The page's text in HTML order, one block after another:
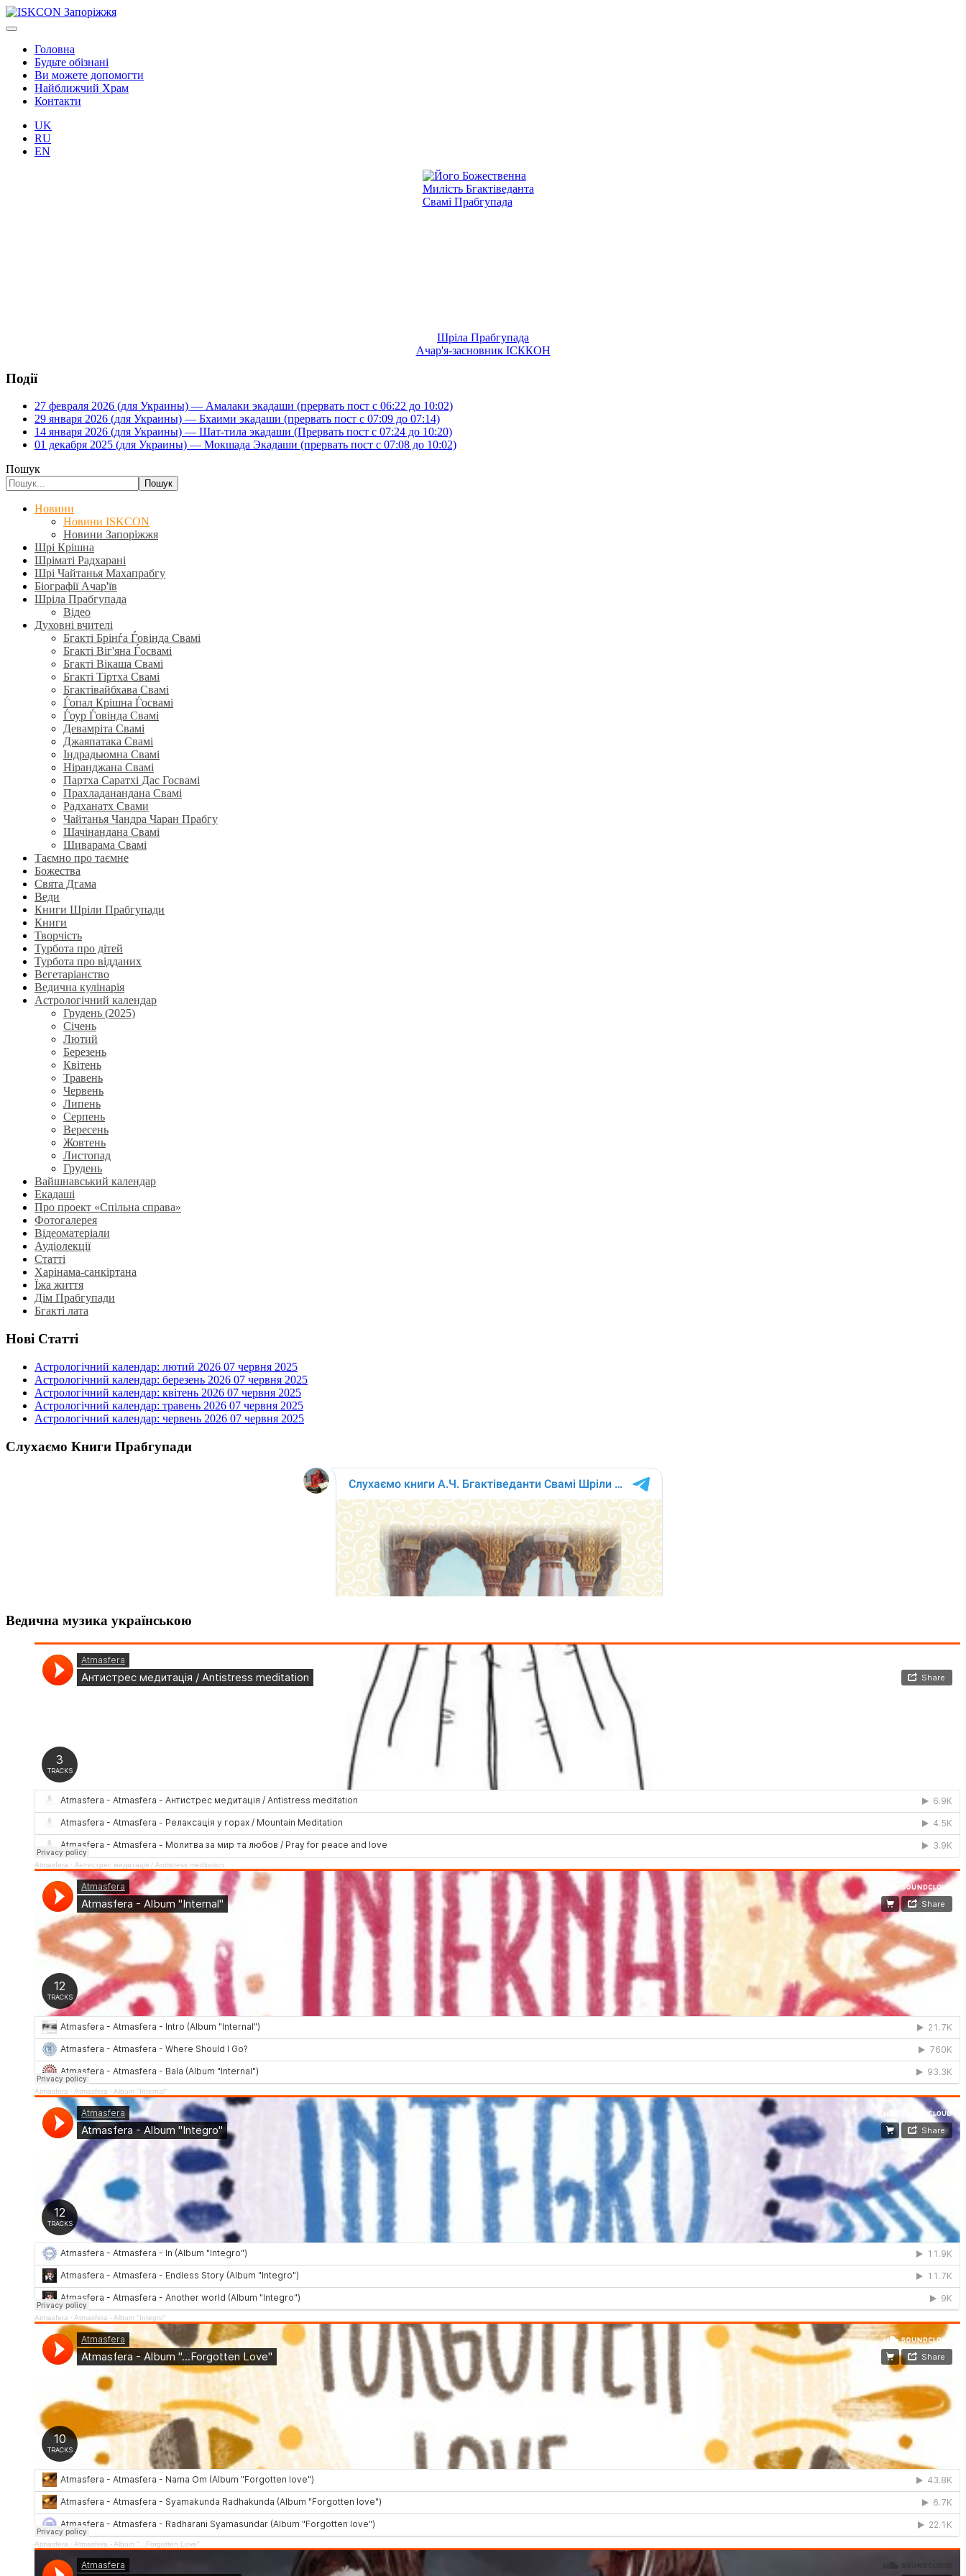
Головна
Будьте обізнані
Ви можете допомогти
Найближчий Храм
Контакти
UK
RU
EN
Шріла Прабгупада
Ачар'я-засновник ІСККОН
Події
27 февраля 2026 (для Украины) — Амалаки экадаши (прервать пост с 06:22 до 10:02)
29 января 2026 (для Украины) — Бхаими экадаши (прервать пост с 07:09 до 07:14)
14 января 2026 (для Украины) — Шат-тила экадаши (Прервать пост с 07:24 до 10:20)
01 декабря 2025 (для Украины) — Мокшада Экадаши (прервать пост с 07:08 до 10:02)
Пошук
Пошук
Новини
Новини ISKCON
Новини Запоріжжя
Шрі Крішна
Шріматі Радхарані
Шрі Чайтанья Махапрабгу
Біографії Ачар'їв
Шріла Прабгупада
Відео
Духовні вчителі
Бгакті Брінѓа Ѓовінда Свамі
Бгакті Віг'яна Ѓосвамі
Бгакті Вікаша Свамі
Бгакті Тіртха Свамі
Бгактівайбхава Свамі
Ѓопал Крішна Ѓосвамі
Ѓоур Ѓовінда Свамі
Девамріта Свамі
Джаяпатака Свамі
Індрадьюмна Свамі
Ніранджана Свамі
Партха Саратхі Дас Госвамі
Прахладанандана Свамі
Радханатх Свами
Чайтанья Чандра Чаран Прабгу
Шачінандана Свамі
Шиварама Свамі
Таємно про таємне
Божества
Свята Дгама
Веди
Книги Шріли Прабгупади
Книги
Творчість
Турбота про дітей
Турбота про відданих
Вегетаріанство
Ведична кулінарія
Астрологічний календар
Грудень (2025)
Січень
Лютий
Березень
Квітень
Травень
Червень
Липень
Серпень
Вересень
Жовтень
Листопад
Грудень
Вайшнавський календар
Екадаші
Про проект «Спільна справа»
Фотогалерея
Відеоматеріали
Аудіолекції
Статті
Харінама-санкіртана
Їжа життя
Дім Прабгупади
Бгакті лата
Нові Статті
Астрологічний календар: лютий 2026 07 червня 2025
Астрологічний календар: березень 2026 07 червня 2025
Астрологічний календар: квітень 2026 07 червня 2025
Астрологічний календар: травень 2026 07 червня 2025
Астрологічний календар: червень 2026 07 червня 2025
Слухаємо Книги Прабгупади
Ведична музика українською
Atmasfera · Антистрес медитація / Аntistress meditation
Atmasfera · Atmasfera - Album "Internal"
Atmasfera · Atmasfera - Album "Integro"
Atmasfera · Atmasfera - Album "...Forgotten Love"